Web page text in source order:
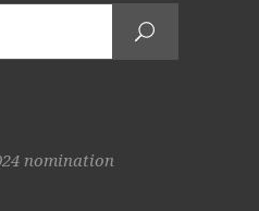
nomination